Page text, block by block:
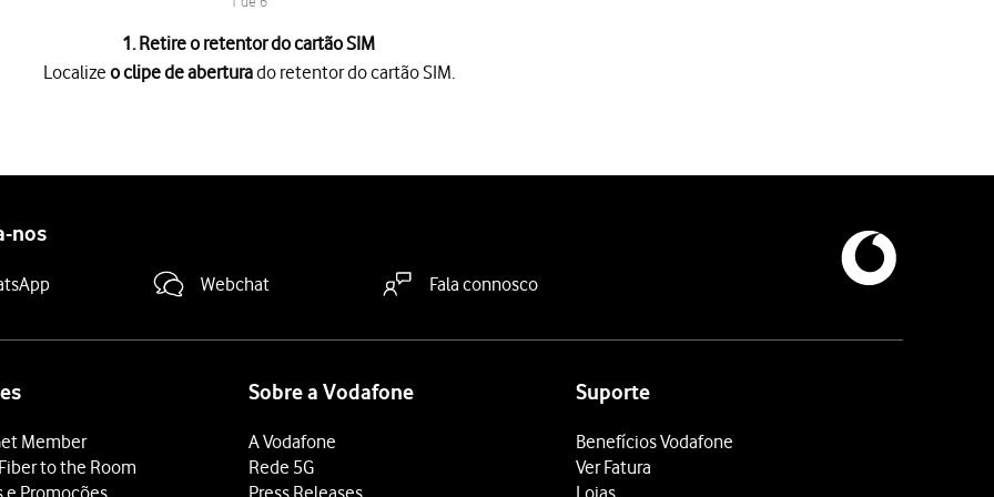
1. Retire o retentor do cartão SIM
Localizeo clipe de aberturado retentor do cartão SIM.
SIM para o interior
nos
Webchat Fala connosco
Member
to the Room
e Promoções
Sobre a Vodafone
A Vodafone
Rede 5G
Press Releases
Suporte
Benefícios Vodafone
Ver Fatura
Lojas